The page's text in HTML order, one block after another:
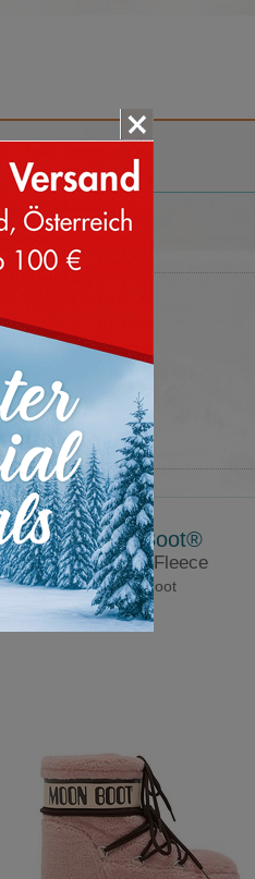
Moon Boot®
Icon Low Fleece
Moonboot